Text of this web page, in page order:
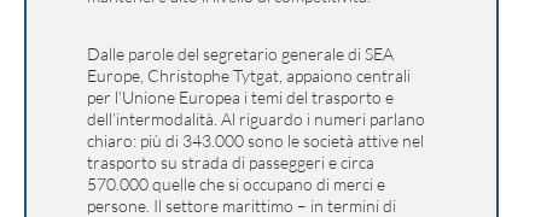
Dalle parole del segretario generale di SEA
Europe, Christophe Tytgat, appaiono centrali
per l’Unione Europea i temi del trasporto e
dell’intermodalità. Al riguardo i numeri parlano
chiaro: più di 343.000 sono le società attive nel
trasporto su strada di passeggeri e circa
570.000 quelle che si occupano di merci e
persone. Il settore marittimo – in termini di